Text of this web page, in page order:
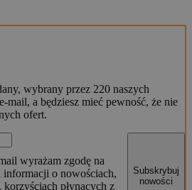
wybrany przez 220 naszych
mail, a będziesz mieć pewność, że nie
ofert.
wyrażam zgodę na
o nowościach,
płynących z
Subskrybuj
nowości